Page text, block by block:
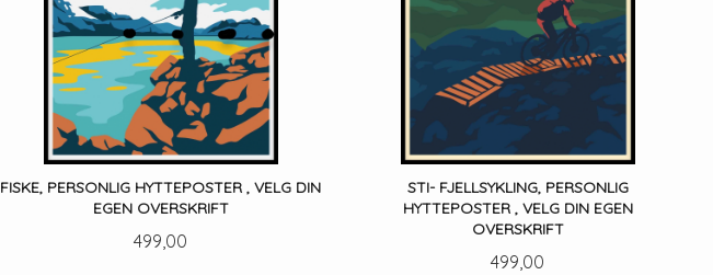
FISKE, PERSONLIG HYTTEPOSTER , VELG DIN
EGEN OVERSKRIFT
Pris
499,00
STI- FJELLSYKLING, PERSONLIG
HYTTEPOSTER , VELG DIN EGEN
OVERSKRIFT
Pris
499,00